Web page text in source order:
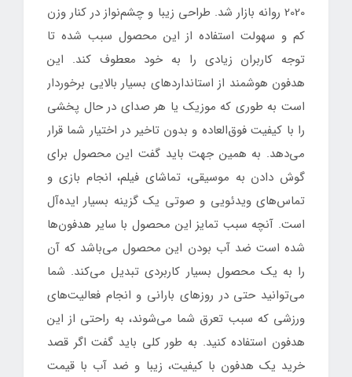
2020 روانه بازار شد. طراحی زیبا و چشم‌نواز در کنار وزن
کم و سهولت استفاده از این محصول سبب شده تا
توجه کاربران زیادی را به خود معطوف کند. این
هدفون هوشمند از استانداردهای بسیار بالایی برخوردار
است به طوری که موزیک یا هر صدای در حال پخشی
را با کیفیت فوق‌العاده و بدون تاخیر در اختیار شما قرار
می‌دهد. به همین جهت باید گفت این محصول برای
گوش دادن به موسیقی، تماشای فیلم، انجام بازی و
تماس‌های ویدئویی و صوتی یک گزینه بسیار ایده‌آل
است. آنچه سبب تمایز این محصول با سایر هدفون‌ها
شده است ضد آب بودن این محصول می‌باشد که آن
را به یک محصول بسیار کاربردی تبدیل می‌کند. شما
می‌توانید حتی در روزهای بارانی و انجام فعالیت‎‌های
ورزشی که سبب تعرق شما می‌شوند، به راحتی از این
هدفون استفاده کنید. به طور کلی باید گفت اگر قصد
خرید یک هدفون با کیفیت، زیبا و ضد آب با قیمت